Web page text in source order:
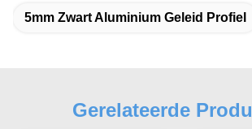
5mm Zwart Aluminium Geleid Profiel
Gerelateerde